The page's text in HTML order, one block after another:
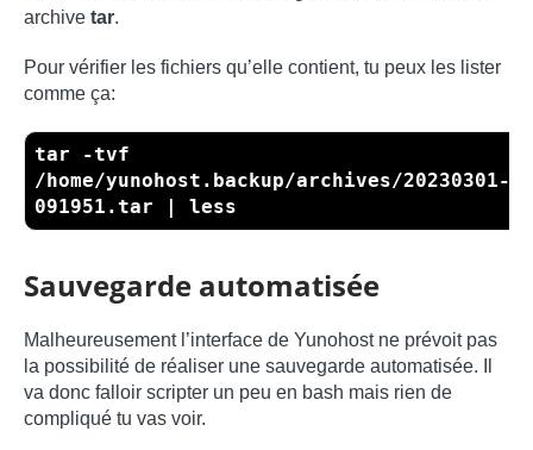
archive tar.
Pour vérifier les fichiers qu’elle contient, tu peux les lister
comme ça:
tar -tvf
/home/yunohost.backup/archives/20230301-
091951.tar | less
Sauvegarde automatisée
Malheureusement l’interface de Yunohost ne prévoit pas
la possibilité de réaliser une sauvegarde automatisée. Il
va donc falloir scripter un peu en bash mais rien de
compliqué tu vas voir.